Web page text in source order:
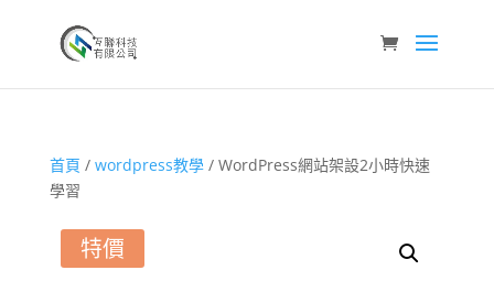
首頁 / wordpress教學/ WordPress網站架設2小時快速
學習
特價